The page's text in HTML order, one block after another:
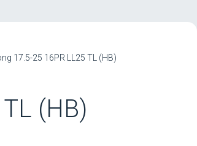
17.5-25 16PR LL25 TL (HB)
(HB)